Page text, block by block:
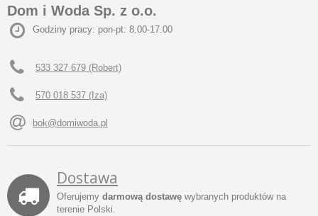
Dom i Woda Sp. z o.o.
Godziny pracy: pon-pt: 8.00-17.00
533 327 679 (Robert)
570 018 537 (Iza)
bok@domiwoda.pl
Dostawa
Oferujemy darmową dostawę wybranych produktów na
terenie Polski.